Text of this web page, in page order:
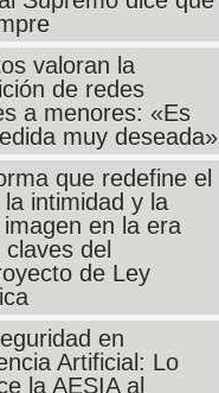
valoran la
de redes
a menores: «Es
muy deseada»
que redefine el
la intimidad y la
en la era
del
de Ley
en
Artificial: Lo
la AESIA al